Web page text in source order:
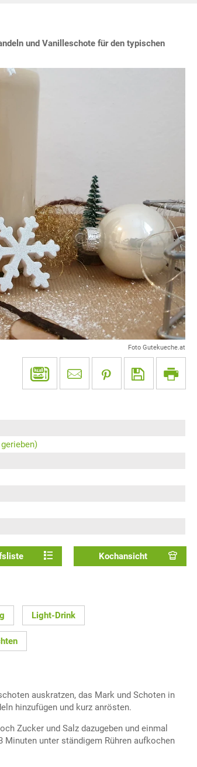
und Vanilleschote für den typischen
Foto Gutekueche.at
Kochansicht
Light-Drink
auskratzen, das Mark und Schoten in
hinzufügen und kurz anrösten.
Zucker und Salz dazugeben und einmal
Minuten unter ständigem Rühren aufkochen